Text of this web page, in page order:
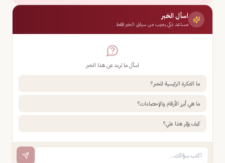
اسأل الخبر
مساعد ذكي يجيب من سياق الخبر فقط
اسأل ما تريد عن هذا الخبر
ما الفكرة الرئيسية للخبر؟
ما هي أبرز الأرقام والإحصاءات؟
كيف يؤثر هذا علي؟